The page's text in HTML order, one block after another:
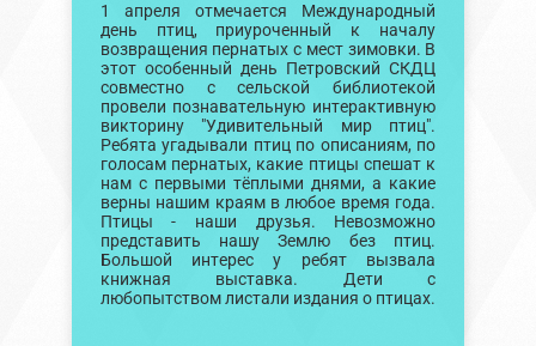
1 апреля отмечается Международный
день птиц, приуроченный к началу
возвращения пернатых с мест зимовки. В
этот особенный день Петровский СКДЦ
совместно с сельской библиотекой
провели познавательную интерактивную
викторину "Удивительный мир птиц".
Ребята угадывали птиц по описаниям, по
голосам пернатых, какие птицы спешат к
нам с первыми тёплыми днями, а какие
верны нашим краям в любое время года.
Птицы - наши друзья. Невозможно
представить нашу Землю без птиц.
Большой интерес у ребят вызвала
книжная выставка. Дети с
любопытством листали издания о птицах.